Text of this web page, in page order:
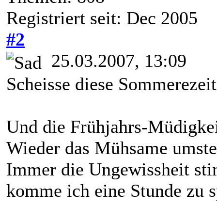
Registriert seit: Dec 2005
#2
25.03.2007, 13:09
Scheisse diese
Und die Frühjahrs-
Wieder das Mühsame
Immer die Ungewissheit
komme ich eine Stunde zu